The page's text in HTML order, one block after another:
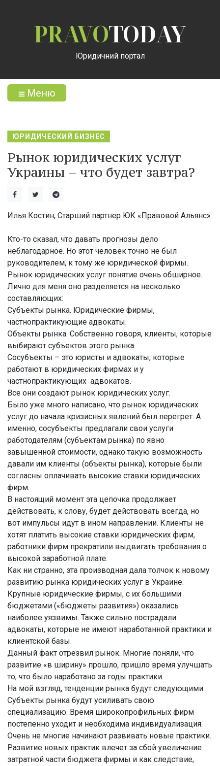
PRAVOTODAY
Юридичний портал
Меню
ЮРИДИЧЕСКИЙ БИЗНЕС
Рынок юридических услуг
Украины – что будет завтра?
Илья Костин, Старший партнер ЮК «Правовой Альянс»
Кто-то сказал, что давать прогнозы дело
неблагодарное. Но этот человек точно не был
руководителем, к тому же юридической фирмы.
Рынок юридических услуг понятие очень обширное.
Лично для меня оно разделяется на несколько
составляющих:
Субъекты рынка. Юридические фирмы,
частнопрактикующие адвокаты.
Объекты рынка. Собственно говоря, клиенты, которые
выбирают субъектов этого рынка.
Сосубъекты – это юристы и адвокаты, которые
работают в юридических фирмах и у
частнопрактикующих адвокатов.
Все они создают рынок юридических услуг.
Было уже много написано, что рынок юридических
услуг до начала кризисных явлений был перегрет. А
именно, сосубъекты предлагали свои услуги
работодателям (субъектам рынка) по явно
завышенной стоимости, однако такую возможность
давали им клиенты (объекты рынка), которые были
согласны оплачивать высокие ставки юридических
фирм.
В настоящий момент эта цепочка продолжает
действовать, к слову, будет действовать всегда, но
вот импульсы идут в ином направлении. Клиенты не
хотят платить высокие ставки юридических фирм,
работники фирм прекратили выдвигать требования о
высокой заработной плате.
Как ни странно, эта производная дала толчок к новому
развитию рынка юридических услуг в Украине.
Крупные юридические фирмы, с их большими
бюджетами («бюджеты развития») оказались
наиболее уязвимы. Также сильно пострадали
адвокаты, которые не имеют наработанной практики и
клиентской базы.
Данный факт отрезвил рынок. Многие поняли, что
развитие «в ширину» прошло, пришло время улучшать
то, что было наработано за годы практики.
На мой взгляд, тенденции рынка будут следующими.
Субъекты рынка будут усиливать свою
специализацию. Время широкопрофильных фирм
постепенно уходит и необходима индивидуализация.
Очень не многие начинают развивать новые практики.
Развитие новых практик влечет за сбой увеличение
затратной части бюджета фирмы и как следствие,